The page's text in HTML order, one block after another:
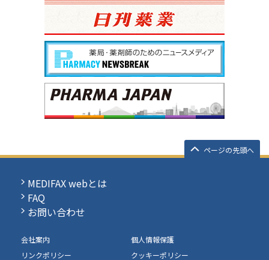
ページの先頭へ
MEDIFAX webとは
FAQ
お問い合わせ
会社案内
個人情報保護
リンクポリシー
クッキーポリシー